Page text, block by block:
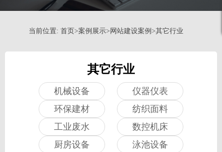
当前位置: 首页>案例展示> 网站建设案例 >其它行业
其它行业
机械设备
仪器仪表
环保建材
纺织面料
工业废水
数控机床
厨房设备
泳池设备